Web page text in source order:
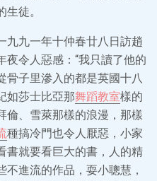
徒。
九九一年十仲春廿八日訪趙
令人惡感：“我只讀了他的
骨子里滲入的都是英國十八
如莎士比亞那舞蹈教室樣的
倫、雪萊那樣的浪漫，那樣
種搞冷門也令人厭惡，小家
書就要看巨大的書，人的精
進流的作品，耍小聰慧，